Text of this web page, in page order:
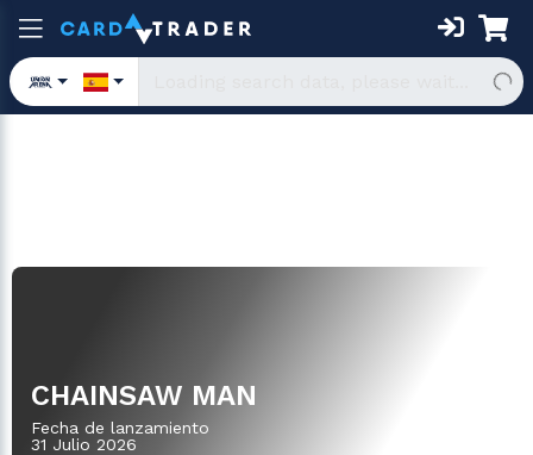
CHAINSAW MAN
Fecha de lanzamiento
31 Julio 2026